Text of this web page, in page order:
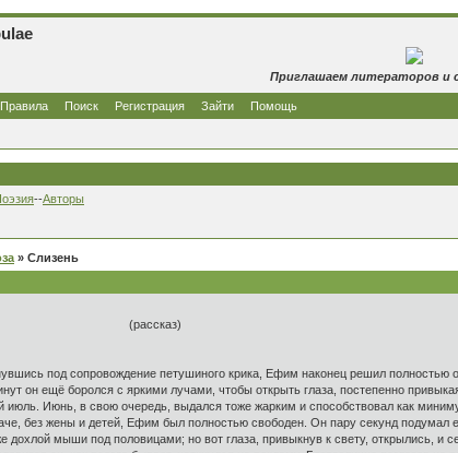
Приглашаем литераторов и
Правила Поиск Регистрация Зайти Помощь
--Авторы
» Слизень
под сопровождение петушиного крика, Ефим наконец решил
он ещё боролся с яркими лучами, чтобы открыть глаза, постепенно
июль. Июнь, в свою очередь, выдался тоже жарким и способствовал как
без жены и детей, Ефим был полностью свободен. Он пару секунд подумал
дохлой мыши под половицами; но вот глаза, привыкнув к свету, открылись, и